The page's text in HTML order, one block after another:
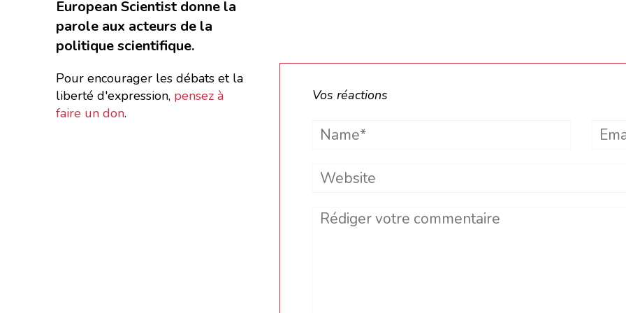
Vos réactions
Name*
Website
Comment
European Scientist donne la
parole aux acteurs de la
politique scientifique.
Pour encourager les débats et la
liberté d'expression, pensez à
faire un don.